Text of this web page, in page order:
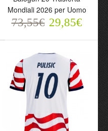
73,55€ 29,85€
Mondiali 2026 per Uomo
73,55€ 29,85€